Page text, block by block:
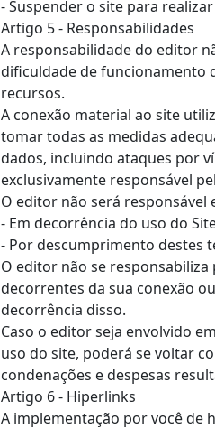
- Suspender o site para
Artigo 5 - Responsabilidades
A responsabilidade do editor
dificuldade de funcionamento
recursos.
A conexão material ao site
tomar todas as medidas
dados, incluindo ataques por
exclusivamente responsável
O editor não será responsável
- Em decorrência do uso do
- Por descumprimento destes
O editor não se
decorrentes da sua conexão
decorrência disso.
Caso o editor seja envolvido
uso do site, poderá se voltar
condenações e despesas
Artigo 6 - Hiperlinks
A implementação por você de